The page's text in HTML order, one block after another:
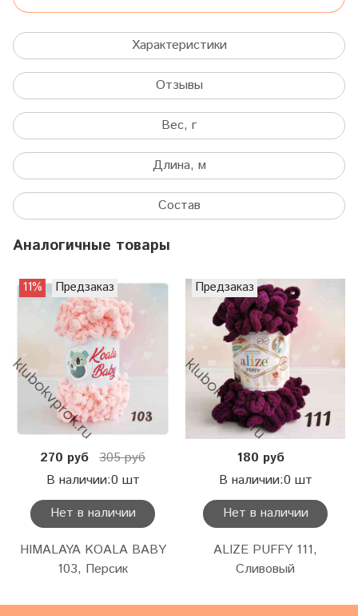
Характеристики
Отзывы
Вес, г
Длина, м
Состав
Аналогичные товары
11% Предзаказ
270 руб 305 руб
В наличии:0 шт
Нет в наличии
HIMALAYA KOALA BABY
103, Персик
Предзаказ
180 руб
В наличии:0 шт
Нет в наличии
ALIZE PUFFY 111,
Сливовый